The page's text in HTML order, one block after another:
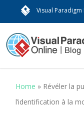
Visual
Home » Révéler la
l’identification à la